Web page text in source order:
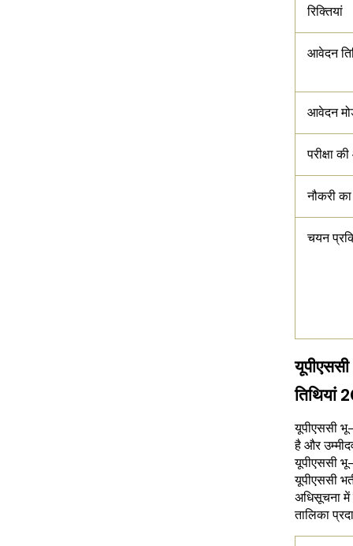
रिक्तियां
आवेदन
आवेदन
परीक्षा
नौकरी
चयन
तिथियां
यूपीएससी
है और
यूपीएससी
यूपीएससी
अधिसूचना
तालिका